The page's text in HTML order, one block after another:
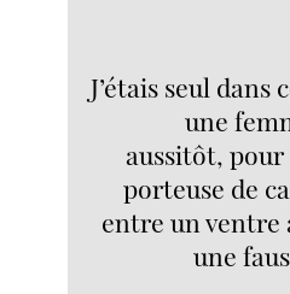
J’étais seul
une
aussitôt, pour
porteuse de
entre un ventre
une